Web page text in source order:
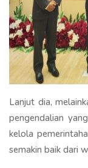
Lanjut dia,
pengendalian
kelola
semakin baik dari